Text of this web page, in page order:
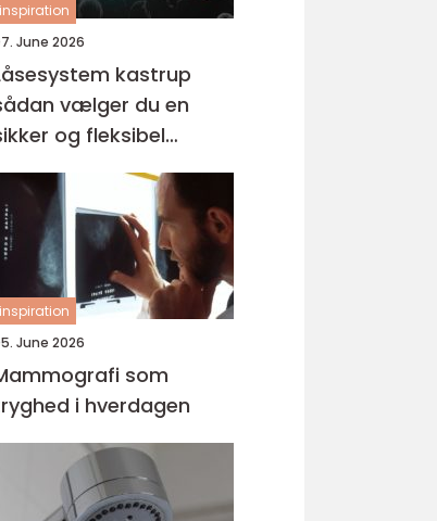
inspiration
June 2026
kastrup
vælger du en
og fleksibel
inspiration
June 2026
som
i hverdagen